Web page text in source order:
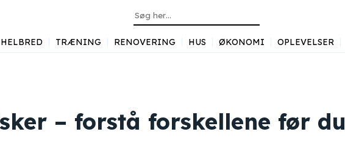
HELBRED TRÆNING RENOVERING HUS ØKONOMI OPLEVELSER
– forstå forskellene før du